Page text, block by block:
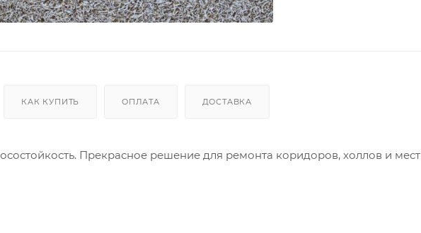
КАК КУПИТЬ ОПЛАТА ДОСТАВКА
Прекрасное решение для ремонта коридоров, холлов и мест